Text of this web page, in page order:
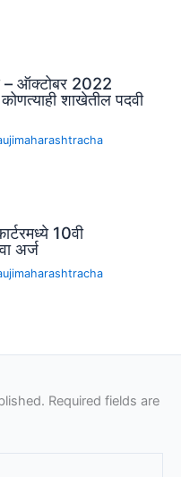
– ऑक्टोबर 2022
शाखेतील पदवी
10वी
अर्ज
Required fields are